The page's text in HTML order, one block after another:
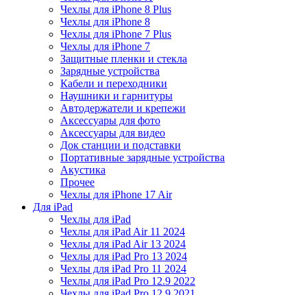
Чехлы для iPhone 8 Plus
Чехлы для iPhone 8
Чехлы для iPhone 7 Plus
Чехлы для iPhone 7
Защитные пленки и стекла
Зарядные устройства
Кабели и переходники
Наушники и гарнитуры
Автодержатели и крепежи
Аксессуары для фото
Аксессуары для видео
Док станции и подставки
Портативные зарядные устройства
Акустика
Прочее
Чехлы для iPhone 17 Air
Для iPad
Чехлы для iPad
Чехлы для iPad Air 11 2024
Чехлы для iPad Air 13 2024
Чехлы для iPad Pro 13 2024
Чехлы для iPad Pro 11 2024
Чехлы для iPad Pro 12.9 2022